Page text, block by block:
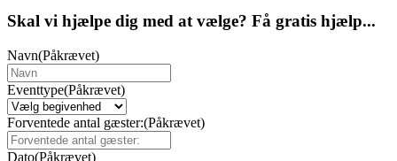
Skal vi hjælpe dig med at vælge? Få gratis hjælp...
Navn(Påkrævet)
Eventtype(Påkrævet)
Forventede antal gæster:(Påkrævet)
Dato(Påkrævet)